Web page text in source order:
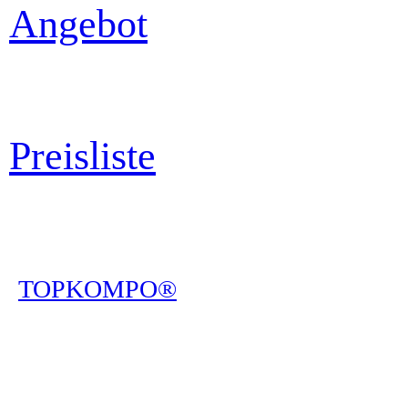
Angebot
Preisliste
TOPKOMPO®